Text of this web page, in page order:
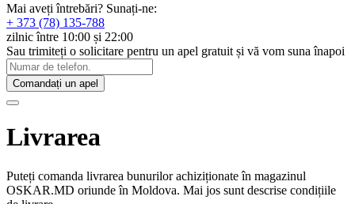
Mai aveți întrebări? Sunați-ne:
+ 373 (78) 135-788
zilnic între 10:00 și 22:00
Sau trimiteți o solicitare pentru un apel gratuit și vă vom suna înapoi
Comandați un apel
Livrarea
Puteți comanda livrarea bunurilor achiziționate în magazinul
OSKAR.MD oriunde în Moldova. Mai jos sunt descrise condițiile